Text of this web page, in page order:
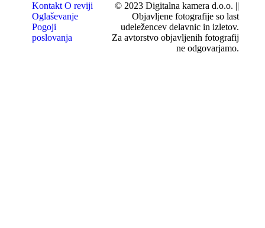
Kontakt O reviji
Oglaševanje
Pogoji
poslovanja
© 2023 Digitalna kamera d.o.o. ||
Objavljene fotografije so last
udeležencev delavnic in izletov.
Za avtorstvo objavljenih fotografij
ne odgovarjamo.